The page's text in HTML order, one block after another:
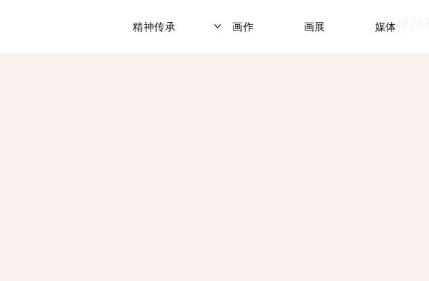
©版權所有
精神传承 画作 画展 媒体